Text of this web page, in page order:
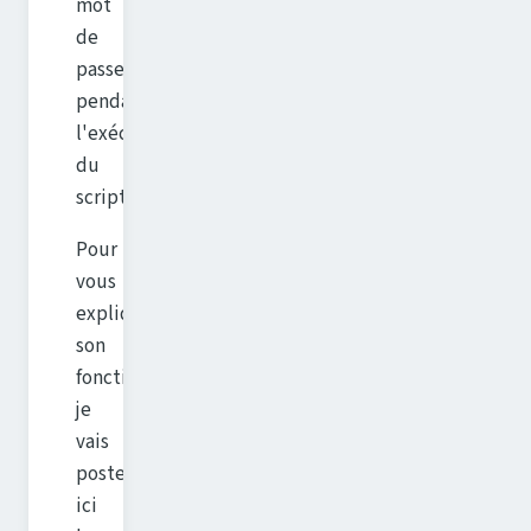
mot
de
passe
pendant
l'exécution
du
script.
Pour
vous
expliquer
son
fonctionnement,
je
vais
poster
ici